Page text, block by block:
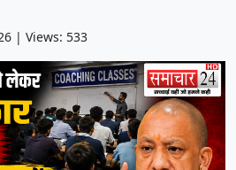
| Views: 533